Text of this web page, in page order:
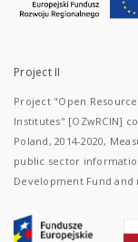
Project II
Project "Open
Institutes" [OZwRCIN]
Poland, 2014-2020,
public sector
Development Fund